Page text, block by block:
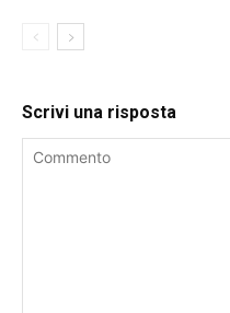
Scrivi una risposta